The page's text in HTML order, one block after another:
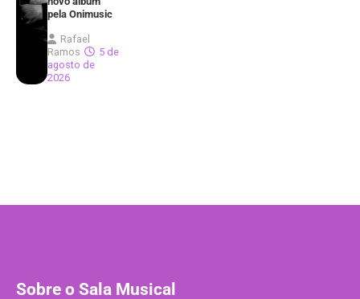
pela Onimusic
Rafael
Ramos
5 de
agosto de
2026
Sobre o Sala Musical